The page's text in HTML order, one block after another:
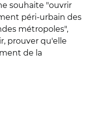
souhaite "ouvrir
péri-urbain des
métropoles",
prouver qu'elle
de la